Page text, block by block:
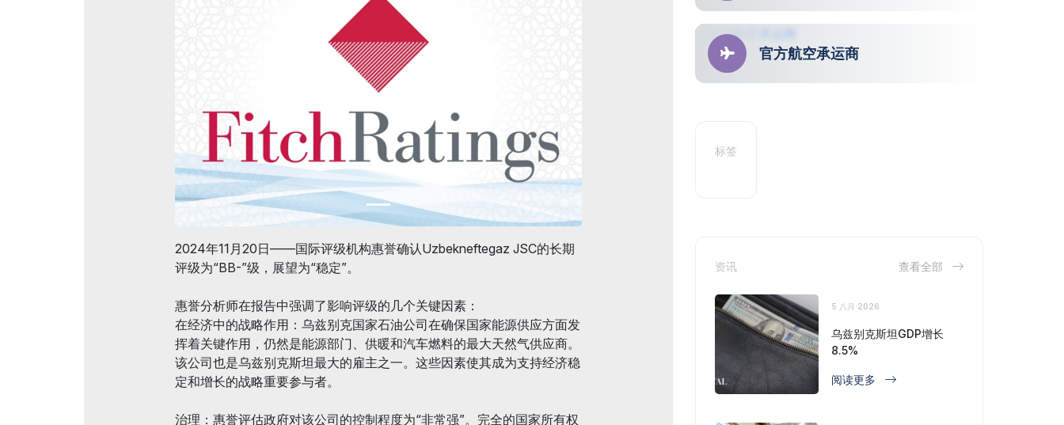
官方航空承运商
2024年11月20日——国际评级机构惠誉确认Uzbekneftegaz JSC的长期
评级为“BB-”级，展望为“稳定”。
惠誉分析师在报告中强调了影响评级的几个关键因素：
在经济中的战略作用：乌兹别克国家石油公司在确保国家能源供应方面发
挥着关键作用，仍然是能源部门、供暖和汽车燃料的最大天然气供应商。
该公司也是乌兹别克斯坦最大的雇主之一。这些因素使其成为支持经济稳
定和增长的战略重要参与者。
治理：惠誉评估政府对该公司的控制程度为“非常强”。完全的国家所有权
官方航空承运商
标签
资讯 查看全部
5 八月 2026
乌兹别克斯坦GDP增长
8.5%
阅读更多